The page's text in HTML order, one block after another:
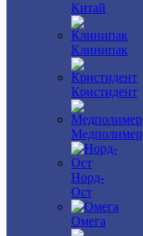
Китай
Клинипак
Кристидент
Медполимер
Норд-
Ост
Омега